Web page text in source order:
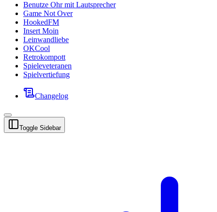
Benutze Ohr mit Lautsprecher
Game Not Over
HookedFM
Insert Moin
Leinwandliebe
OKCool
Retrokompott
Spieleveteranen
Spielvertiefung
Changelog
Toggle Sidebar